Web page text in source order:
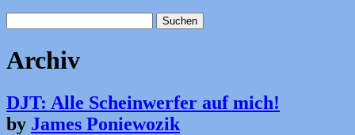
nach:
Archiv
DJT: Alle Scheinwerfer auf mich!
by James Poniewozik